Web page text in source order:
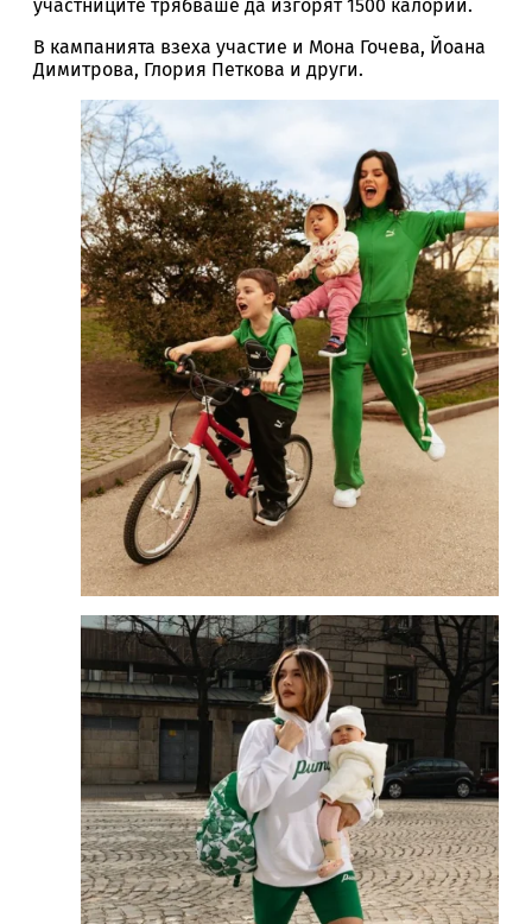
участниците трябваше да изгорят 1500 калории.
В кампанията взеха участие и Мона Гочева, Йоана
Димитрова, Глория Петкова и други.